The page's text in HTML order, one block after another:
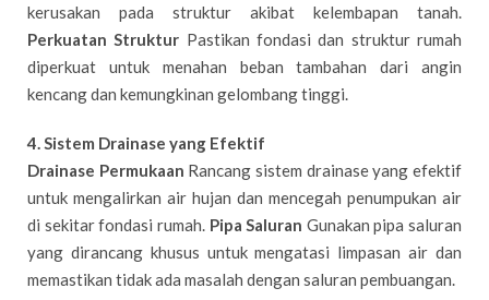
kerusakan pada struktur akibat kelembapan tanah.
Perkuatan Struktur Pastikan fondasi dan struktur rumah
diperkuat untuk menahan beban tambahan dari angin
kencang dan kemungkinan gelombang tinggi.
4. Sistem Drainase yang Efektif
Drainase Permukaan Rancang sistem drainase yang efektif
untuk mengalirkan air hujan dan mencegah penumpukan air
di sekitar fondasi rumah. Pipa Saluran Gunakan pipa saluran
yang dirancang khusus untuk mengatasi limpasan air dan
memastikan tidak ada masalah dengan saluran pembuangan.